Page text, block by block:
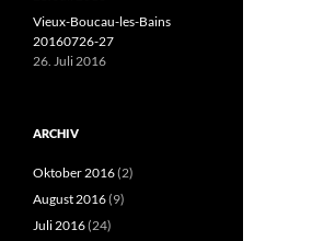
Vieux-Boucau-les-Bains
20160726-27
26. Juli 2016
ARCHIV
Oktober 2016(2)
August 2016(9)
Juli 2016(24)